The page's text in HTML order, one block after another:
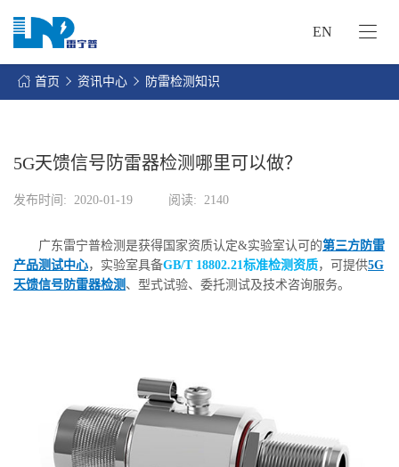
EN
首页 资讯中心 防雷检测知识
5G天馈信号防雷器检测哪里可以做？
发布时间: 2020-01-19 阅读: 2140
广东雷宁普检测是获得国家资质认定&实验室认可的第三方防雷
产品测试中心，实验室具备GB/T 18802.21标准检测资质，可提供5G
天馈信号防雷器检测 、型式试验、委托测试及技术咨询服务。
网
的
资
讯